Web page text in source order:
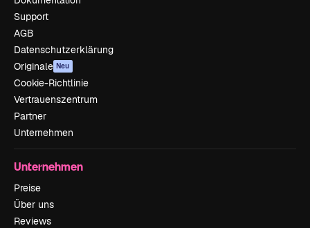
Support
AGB
Datenschutzerklärung
Originale Neu
Cookie-Richtlinie
Vertrauenszentrum
Partner
Unternehmen
Unternehmen
Preise
Über uns
Reviews